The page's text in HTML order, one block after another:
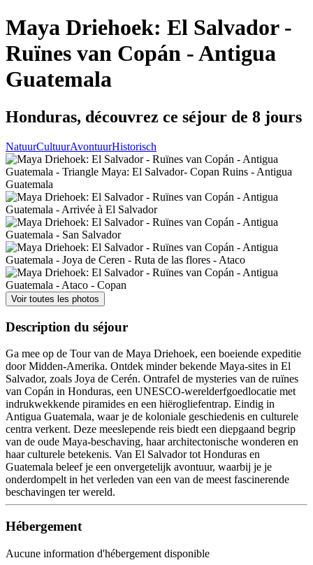
Maya Driehoek: El Salvador -
Ruïnes van Copán - Antigua
Guatemala
Honduras, découvrez ce séjour de 8 jours
NatuurCultuurAvontuurHistorisch
Voir toutes les photos
Description du séjour
Ga mee op de Tour van de Maya Driehoek, een boeiende expeditie
door Midden-Amerika. Ontdek minder bekende Maya-sites in El
Salvador, zoals Joya de Cerén. Ontrafel de mysteries van de ruïnes
van Copán in Honduras, een UNESCO-werelderfgoedlocatie met
indrukwekkende piramides en een hiërogliefentrap. Eindig in
Antigua Guatemala, waar je de koloniale geschiedenis en culturele
centra verkent. Deze meeslepende reis biedt een diepgaand begrip
van de oude Maya-beschaving, haar architectonische wonderen en
haar culturele betekenis. Van El Salvador tot Honduras en
Guatemala beleef je een onvergetelijk avontuur, waarbij je je
onderdompelt in het verleden van een van de meest fascinerende
beschavingen ter wereld.
Hébergement
Aucune information d'hébergement disponible